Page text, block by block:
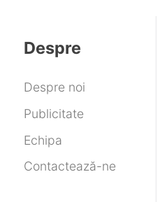
Despre
Despre noi
Publicitate
Echipa
Contactează-ne